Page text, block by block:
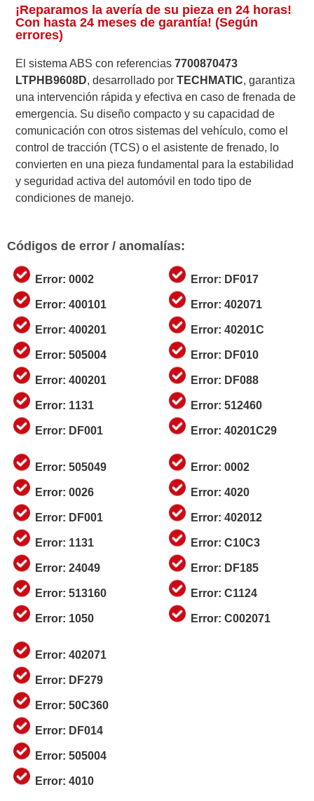
¡Reparamos la avería de su pieza en 24 horas!
Con hasta 24 meses de garantía! (Según
errores)
El sistema ABS con referencias7700870473
LTPHB9608D, desarrollado porTECHMATIC, garantiza
una intervención rápida y efectiva en caso de frenada de
emergencia. Su diseño compacto y su capacidad de
comunicación con otros sistemas del vehículo, como el
control de tracción (TCS) o el asistente de frenado, lo
convierten en una pieza fundamental para la estabilidad
y seguridad activa del automóvil en todo tipo de
condiciones de manejo.
Códigos de error / anomalías:
Error: 0002
Error: 400101
Error: 400201
Error: 505004
Error: 400201
Error: 1131
Error: DF001
Error: DF017
Error: 402071
Error: 40201C
Error: DF010
Error: DF088
Error: 512460
Error: 40201C29
Error: 505049
Error: 0026
Error: DF001
Error: 1131
Error: 24049
Error: 513160
Error: 1050
Error: 0002
Error: 4020
Error: 402012
Error: C10C3
Error: DF185
Error: C1124
Error: C002071
Error: 402071
Error: DF279
Error: 50C360
Error: DF014
Error: 505004
Error: 4010